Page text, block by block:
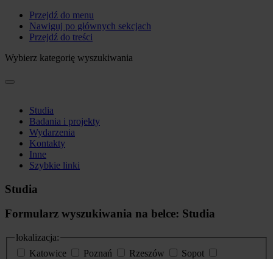
Przejdź do menu
Nawiguj po głównych sekcjach
Przejdź do treści
Wybierz kategorię wyszukiwania
Studia
Badania i projekty
Wydarzenia
Kontakty
Inne
Szybkie linki
Studia
Formularz wyszukiwania na belce: Studia
lokalizacja:
Katowice
Poznań Rzeszów
Sopot